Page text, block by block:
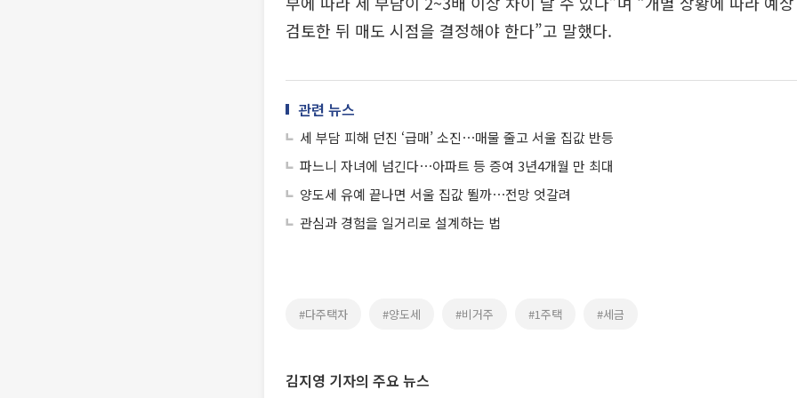
검토한 뒤 매도 시점을 결정해야 한다”고 말했다.
관련 뉴스
세 부담 피해 던진 ‘급매’ 소진⋯매물 줄고 서울 집값 반등
파느니 자녀에 넘긴다⋯아파트 등 증여 3년4개월 만 최대
양도세 유예 끝나면 서울 집값 뛸까⋯전망 엇갈려
관심과 경험을 일거리로 설계하는 법
#다주택자 #양도세 #비거주 #1주택 #세금
김지영 기자의 주요 뉴스